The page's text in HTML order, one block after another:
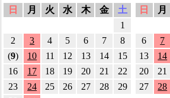
E:児童書
おすしやさんにいらっし
ゃい!
おかだ だいすけ／文
E:児童書
ノラネコぐんだん お
やさん
工藤 ノリコ／著
日
月 火 水 木 金
土
1
2
3 4 5 6 7
8
(9) 10 11 12 13 14
15
16
17 18 19 20 21
22
23
24 25 26 27 28
29
日
月
6
7
13
14
20
21
27
28